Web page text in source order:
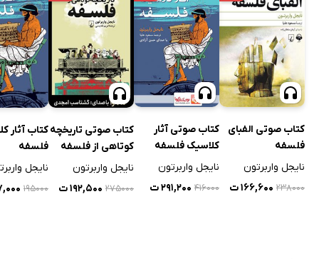
کتاب صوتی الفبای
فلسفه
نایجل واربرتون
۲۳۸۰۰۰ ۱۶۶,۶۰۰ ت
کتاب صوتی آثار
کلاسیک فلسفه
نایجل واربرتون
۴۱۶۰۰۰ ۲۹۱,۲۰۰ ت
کتاب صوتی تاریخچه
کوتاهی از فلسفه
نایجل واربرتون
۲۷۵۰۰۰ ۱۹۲,۵۰۰ ت
کتاب آثار
فلسفه
نایجل
۱۹۵۰۰۰